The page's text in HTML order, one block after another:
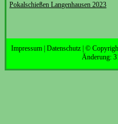
Pokalschießen Langenhausen 2023
Impressum Datenschutz | ©
Änderung: